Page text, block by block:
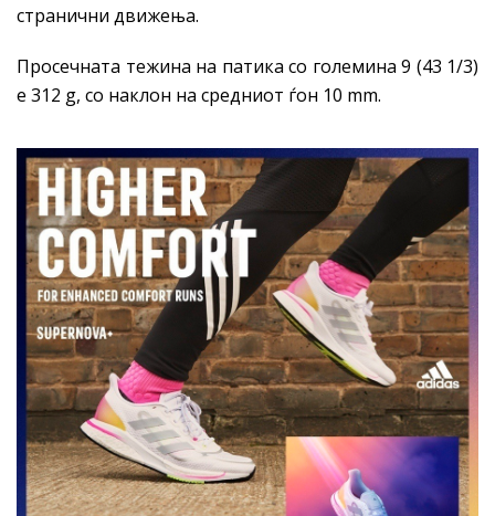
странични движења.
Просечната тежина на патика со големина 9 (43 1/3)
е 312 g, со наклон на средниот ѓон 10 mm.